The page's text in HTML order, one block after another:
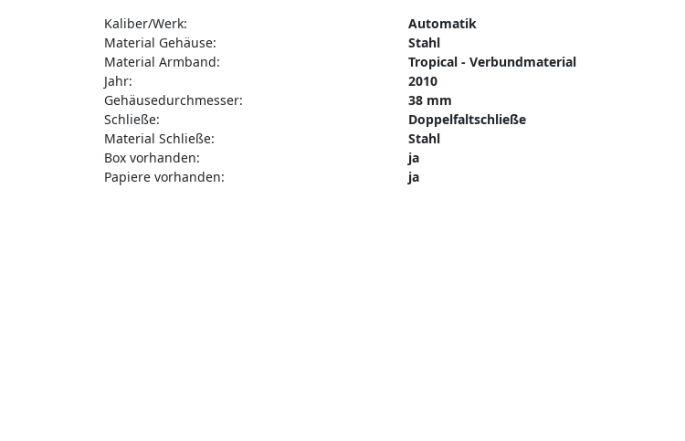
Kaliber/Werk:
Automatik
Material Gehäuse:
Stahl
Material Armband:
Tropical - Verbundmaterial
Jahr:
2010
Gehäusedurchmesser:
38 mm
Schließe:
Doppelfaltschließe
Material Schließe:
Stahl
Box vorhanden:
ja
Papiere vorhanden:
ja